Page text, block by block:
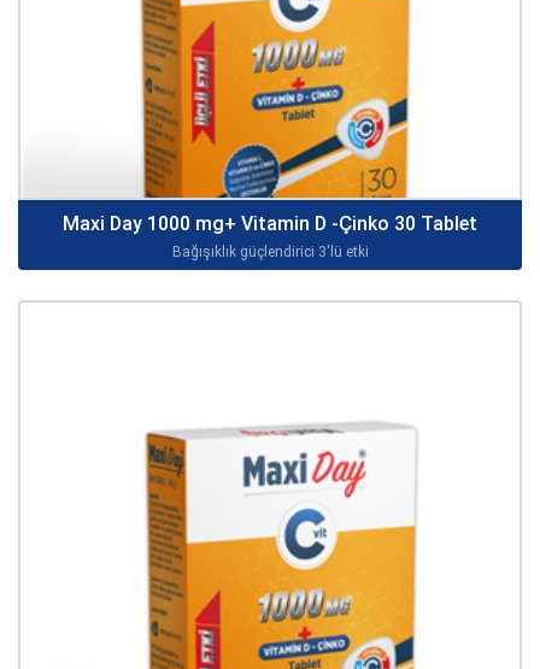
Maxi Day 1000 mg+ Vitamin D -Çinko 30 Tablet
Bağışıklık güçlendirici 3'lü etki